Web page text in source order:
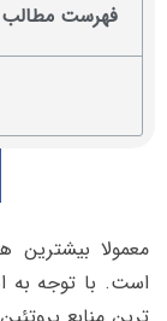
فهرست مطالب
معمولا بیشترین
است. با توجه به